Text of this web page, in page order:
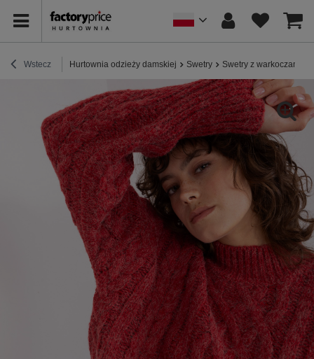
Wstecz Hurtownia odzieży damskiej Swetry Swetry z warkoczami